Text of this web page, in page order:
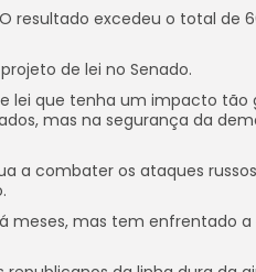
resultado excedeu o total de
de lei no Senado.
lei que tenha um impacto tão
mas na segurança da
a combater os ataques
meses, mas tem enfrentado